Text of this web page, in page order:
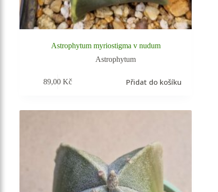
Astrophytum myriostigma v nudum
Astrophytum
89,00Kč Přidat do košíku